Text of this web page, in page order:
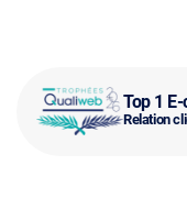
Top 1
Relation